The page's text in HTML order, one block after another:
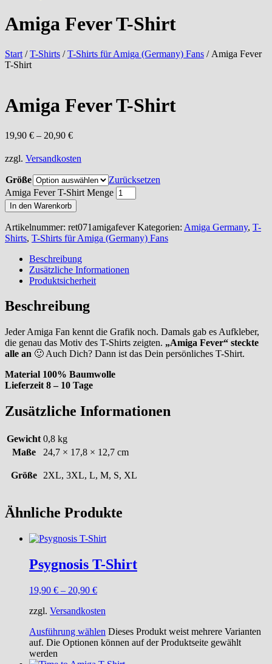
Amiga Fever T-Shirt
Start /T-Shirts /T-Shirts für Amiga (Germany) Fans / Amiga Fever
T-Shirt
Amiga Fever T-Shirt
19,90 € – 20,90 €
zzgl. Versandkosten
Größe
Zurücksetzen
Amiga Fever T-Shirt Menge
In den Warenkorb
Artikelnummer: ret071amigafever Kategorien: Amiga Germany, T-
Shirts, T-Shirts für Amiga (Germany) Fans
Beschreibung
Zusätzliche Informationen
Produktsicherheit
Beschreibung
Jeder Amiga Fan kennt die Grafik noch. Damals gab es Aufkleber,
die genau das Motiv des T-Shirts zeigten. „Amiga Fever“ steckte
alle an 🙂 Auch Dich? Dann ist das Dein persönliches T-Shirt.
Material 100% Baumwolle
Lieferzeit 8 – 10 Tage
Zusätzliche Informationen
Gewicht 0,8 kg
Maße
24,7 × 17,8 × 12,7 cm
Größe 2XL, 3XL, L, M, S, XL
Ähnliche Produkte
Psygnosis T-Shirt
19,90 € – 20,90 €
zzgl. Versandkosten
Ausführung wählen Dieses Produkt weist mehrere Varianten
auf. Die Optionen können auf der Produktseite gewählt
werden